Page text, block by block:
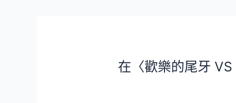
在〈歡樂的尾牙